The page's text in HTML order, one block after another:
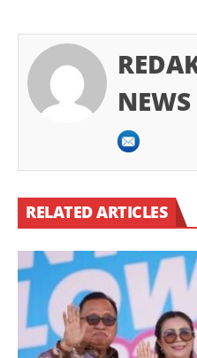
NEWS
RELATED ARTICLES